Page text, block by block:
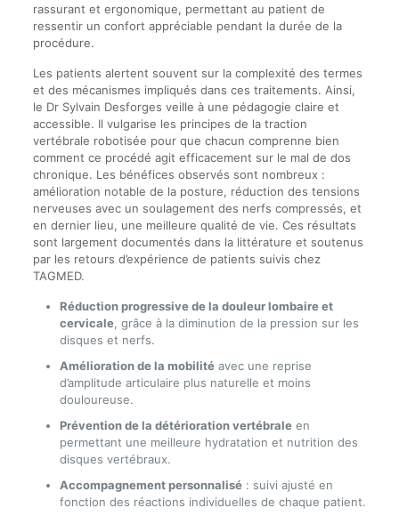
rassurant et ergonomique, permettant au patient de
ressentir un confort appréciable pendant la durée de la
procédure.
Les patients alertent souvent sur la complexité des termes
et des mécanismes impliqués dans ces traitements. Ainsi,
le Dr Sylvain Desforges veille à une pédagogie claire et
accessible. Il vulgarise les principes de la traction
vertébrale robotisée pour que chacun comprenne bien
comment ce procédé agit efficacement sur le mal de dos
chronique. Les bénéfices observés sont nombreux :
amélioration notable de la posture, réduction des tensions
nerveuses avec un soulagement des nerfs compressés, et
en dernier lieu, une meilleure qualité de vie. Ces résultats
sont largement documentés dans la littérature et soutenus
par les retours d’expérience de patients suivis chez
TAGMED.
Réduction progressive de la douleur lombaire et
cervicale, grâce à la diminution de la pression sur les
disques et nerfs.
Amélioration de la mobilitéavec une reprise
d’amplitude articulaire plus naturelle et moins
douloureuse.
Prévention de la détérioration vertébraleen
permettant une meilleure hydratation et nutrition des
disques vertébraux.
Accompagnement personnalisé: suivi ajusté en
fonction des réactions individuelles de chaque patient.